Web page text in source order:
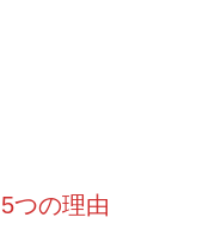
つの理由